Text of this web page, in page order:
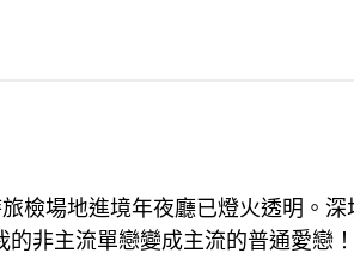
檢場地進境年夜廳已燈火透明。
的非主流單戀變成主流的普通愛